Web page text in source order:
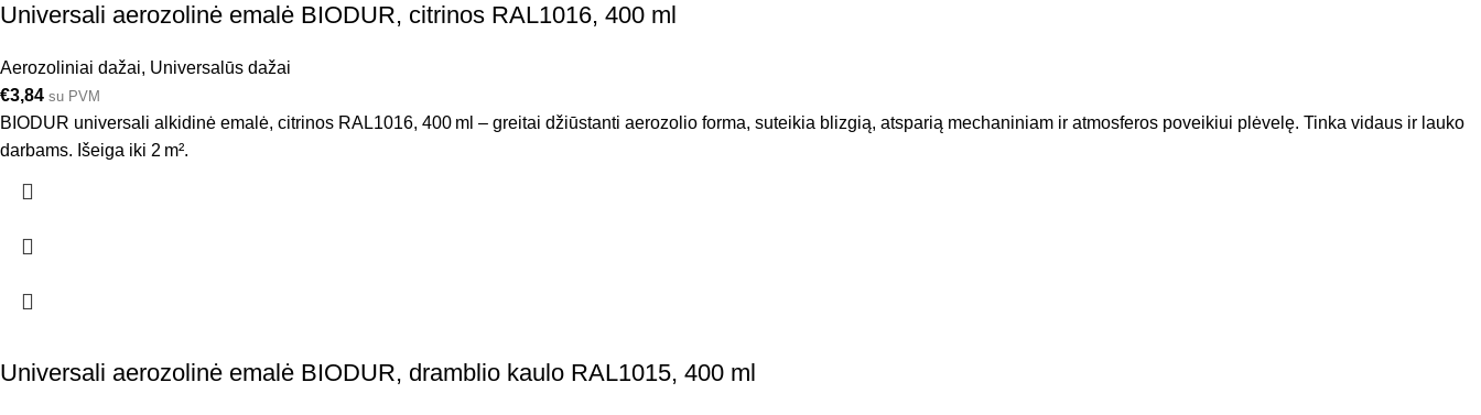
Universali aerozolinė emalė BIODUR, citrinos RAL1016, 400 ml
Aerozoliniai dažai, Universalūs dažai
€3,84 su PVM
BIODUR universali alkidinė emalė, citrinos RAL1016, 400 ml – greitai džiūstanti aerozolio forma, suteikia blizgią, atsparią mechaniniam ir atmosferos poveikiui plėvelę. Tinka vidaus ir lauko
darbams. Išeiga iki 2 m².
Universali aerozolinė emalė BIODUR, dramblio kaulo RAL1015, 400 ml